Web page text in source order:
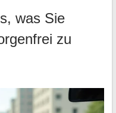
was Sie
zu